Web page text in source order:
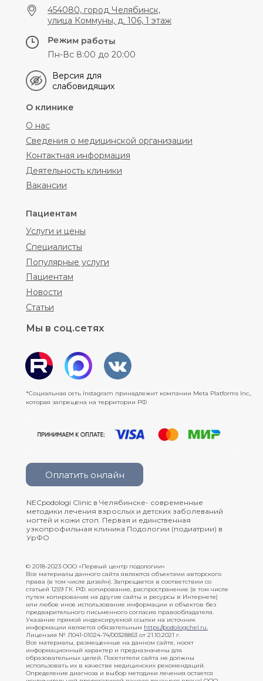
Режим работы
Пн-Вс 8:00 до 20:00
О клинике
О нас
Сведения о медицинской организации
Контактная информация
Деятельность клиники
Вакансии
Пациентам
NECpodologi Clinic в Челябинске- современные
методики лечения взрослых и детских заболеваний
ногтей и кожи стоп. Первая и единственная
узкопрофильная клиника Подологии (подиатрии) в
УрФО
© 2018-2023 ООО «Первый центр подологии»
Все материалы данного сайта являются объектами авторского
права (в том числе дизайн). Запрещается в соответствии со
статьей 1259 ГК. РФ. копирование, распространение (в том числе
путем копирования на другие сайты и ресурсы в Интернете)
или любое иное использование информации и объектов без
предварительного письменного согласия правообладателя.
Указание прямой индексируемой ссылки на источник
информации является обязательным https://podologchel.ru.
Лицензия № Л041-01024-74/00328853 от 21.10.2021 г.
Все материалы, размещенные на данном сайте, носят
информационный характер и предназначены для
образовательных целей. Посетители сайта не должны
использовать их в качестве медицинских рекомендаций.
Определение диагноза и выбор методики лечения остается
Услуги и цены
454080, город Челябинск,
улица Коммуны, д. 106, 1 этаж
Мы в соц.сетях
Оплатить онлайн
Специалисты
Популярные услуги
Пациентам
Новости
Статьи
*Социальная сеть Instagram принадлежит компании Meta Platforms Inc.,
которая запрещена на территории РФ
Версия для
слабовидящих